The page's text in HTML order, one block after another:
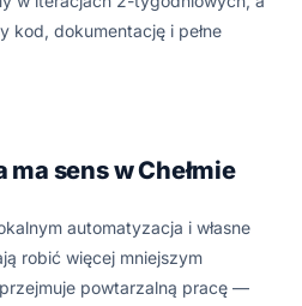
kod, dokumentację i pełne
sens w Chełmie
automatyzacja i własne
robić więcej mniejszym
powtarzalną pracę —